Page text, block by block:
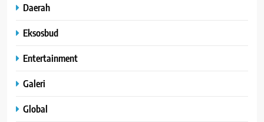
Daerah
Eksosbud
Entertainment
Galeri
Global